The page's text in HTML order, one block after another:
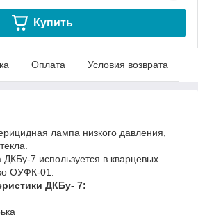
Купить
Оплата Условия возврата
лампа низкого давления,
7 используется в кварцевых
ОУФК-01.
ДКБу- 7: